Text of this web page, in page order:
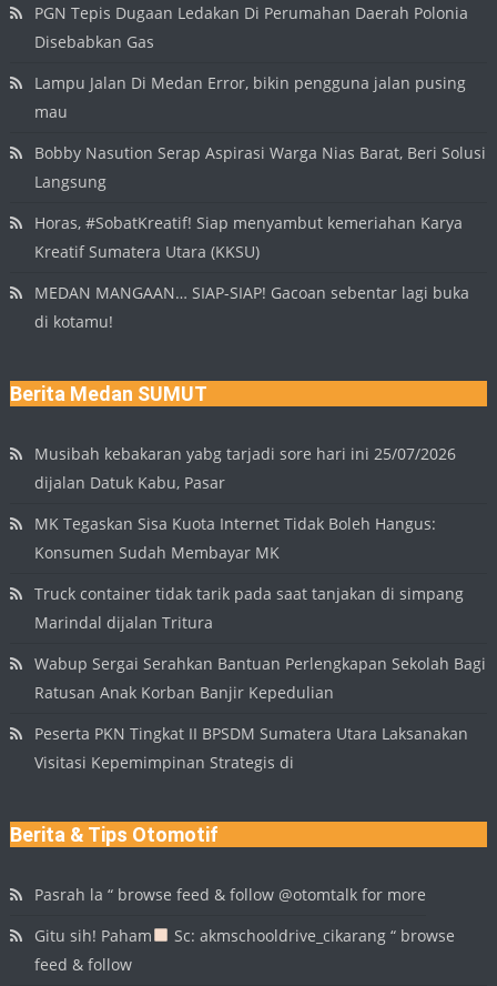
PGN Tepis Dugaan Ledakan Di Perumahan Daerah Polonia
Disebabkan Gas
Lampu Jalan Di Medan Error, bikin pengguna jalan pusing
mau
Bobby Nasution Serap Aspirasi Warga Nias Barat, Beri Solusi
Langsung
Horas, #SobatKreatif! Siap menyambut kemeriahan Karya
Kreatif Sumatera Utara (KKSU)
MEDAN MANGAAN… SIAP-SIAP! Gacoan sebentar lagi buka
di kotamu!
Berita Medan SUMUT
Musibah kebakaran yabg tarjadi sore hari ini 25/07/2026
dijalan Datuk Kabu, Pasar
MK Tegaskan Sisa Kuota Internet Tidak Boleh Hangus:
Konsumen Sudah Membayar MK
Truck container tidak tarik pada saat tanjakan di simpang
Marindal dijalan Tritura
Wabup Sergai Serahkan Bantuan Perlengkapan Sekolah Bagi
Ratusan Anak Korban Banjir Kepedulian
Peserta PKN Tingkat II BPSDM Sumatera Utara Laksanakan
Visitasi Kepemimpinan Strategis di
Berita & Tips Otomotif
Pasrah la “ browse feed & follow @otomtalk for more
Gitu sih! Paham
Sc: akmschooldrive_cikarang “ browse
feed & follow